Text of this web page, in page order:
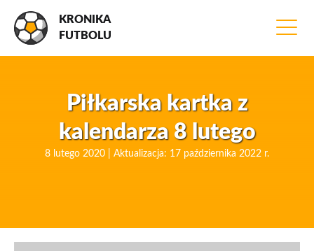
KRONIKA
FUTBOLU
Piłkarska kartka z
kalendarza 8 lutego
8 lutego 2020 | Aktualizacja: 17 października 2022 r.